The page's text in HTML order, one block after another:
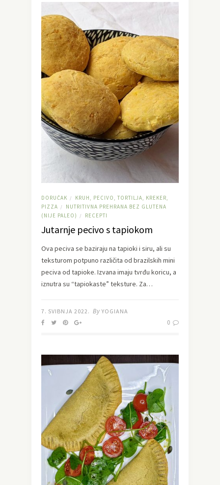
DORUČAK /
KRUH, PECIVO, TORTILJA, KREKER,
PIZZA /
NUTRITIVNA PREHRANA BEZ GLUTENA
(NIJE PALEO)
/ RECEPTI
Jutarnje pecivo s tapiokom
Ova peciva se baziraju na tapioki i siru, ali su
teksturom potpuno različita od brazilskih mini
peciva od tapioke. Izvana imaju tvrđu koricu, a
iznutra su “tapiokaste” teksture. Za…
7. SVIBNJA 2022. By YOGIANA
0